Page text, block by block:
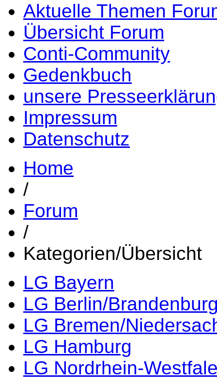
Aktuelle Themen
Übersicht Forum
Conti-Community
Gedenkbuch
unsere
Impressum
Datenschutz
Home
/
Forum
/
Kategorien/Übersicht
LG Bayern
LG Berlin/
LG Bremen/
LG Hamburg
LG Nordrhein-